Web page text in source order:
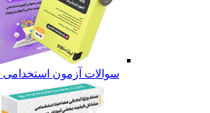
سوالات آزمون